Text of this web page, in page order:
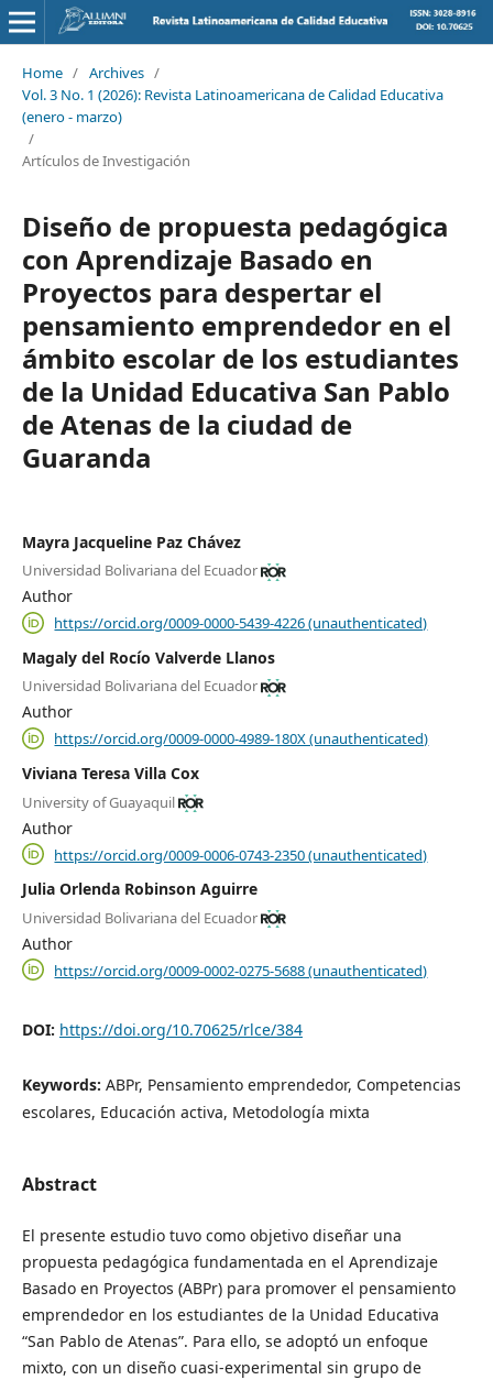
Home / Archives /
Vol. 3 No. 1 (2026): Revista Latinoamericana de Calidad Educativa
(enero - marzo)
/
Artículos de Investigación
Diseño de propuesta pedagógica
con Aprendizaje Basado en
Proyectos para despertar el
pensamiento emprendedor en el
ámbito escolar de los estudiantes
de la Unidad Educativa San Pablo
de Atenas de la ciudad de
Guaranda
Mayra Jacqueline Paz Chávez
Universidad Bolivariana del Ecuador
Author
https://orcid.org/0009-0000-5439-4226 (unauthenticated)
Magaly del Rocío Valverde Llanos
Universidad Bolivariana del Ecuador
Author
https://orcid.org/0009-0000-4989-180X (unauthenticated)
Viviana Teresa Villa Cox
University of Guayaquil
Author
https://orcid.org/0009-0006-0743-2350 (unauthenticated)
Julia Orlenda Robinson Aguirre
Universidad Bolivariana del Ecuador
Author
https://orcid.org/0009-0002-0275-5688 (unauthenticated)
DOI: https://doi.org/10.70625/rlce/384
Keywords: ABPr, Pensamiento emprendedor, Competencias
escolares, Educación activa, Metodología mixta
Abstract
El presente estudio tuvo como objetivo diseñar una
propuesta pedagógica fundamentada en el Aprendizaje
Basado en Proyectos (ABPr) para promover el pensamiento
emprendedor en los estudiantes de la Unidad Educativa
“San Pablo de Atenas”. Para ello, se adoptó un enfoque
mixto, con un diseño cuasi-experimental sin grupo de